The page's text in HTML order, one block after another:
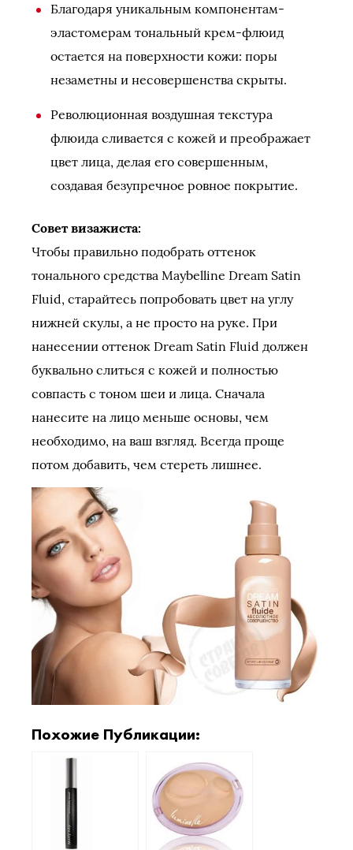
Благодаря уникальным компонентам-
эластомерам тональный крем-флюид
остается на поверхности кожи: поры
незаметны и несовершенства скрыты.
Революционная воздушная текстура
флюида сливается с кожей и преображает
цвет лица, делая его совершенным,
создавая безупречное ровное покрытие.
Совет визажиста:
Чтобы правильно подобрать оттенок
тонального средства Maybelline Dream Satin
Fluid, старайтесь попробовать цвет на углу
нижней скулы, а не просто на руке. При
нанесении оттенок Dream Satin Fluid должен
буквально слиться с кожей и полностью
совпасть с тоном шеи и лица. Сначала
нанесите на лицо меньше основы, чем
необходимо, на ваш взгляд. Всегда проще
потом добавить, чем стереть лишнее.
Похожие Публикации: